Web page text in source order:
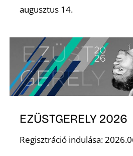
augusztus 14.
EZÜSTGERELY 2026
Regisztráció indulása: